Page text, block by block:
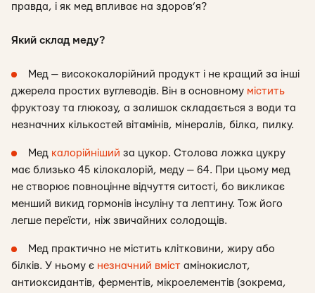
правда, і як мед впливає на здоров’я?
Який склад меду?
Мед — висококалорійний продукт і не кращий за інші
джерела простих вуглеводів. Він в основному містить
фруктозу та глюкозу, а залишок складається з води та
незначних кількостей вітамінів, мінералів, білка, пилку.
Мед калорійніший за цукор. Столова ложка цукру
має близько 45 кілокалорій, меду — 64. При цьому мед
не створює повноцінне відчуття ситості, бо викликає
менший викид гормонів інсуліну та лептину. Тож його
легше переїсти, ніж звичайних солодощів.
Мед практично не містить клітковини, жиру або
білків. У ньому є незначний вміст амінокислот,
антиоксидантів, ферментів, мікроелементів (зокрема,